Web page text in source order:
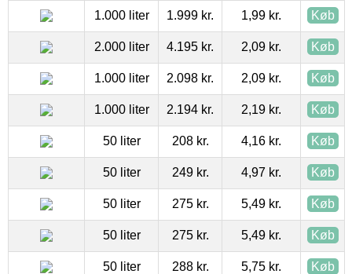
1.000 liter 1.999 kr. 1,99 kr. Køb
2.000 liter 4.195 kr. 2,09 kr. Køb
1.000 liter 2.098 kr. 2,09 kr. Køb
1.000 liter 2.194 kr. 2,19 kr. Køb
50 liter 208 kr. 4,16 kr. Køb
50 liter 249 kr. 4,97 kr. Køb
50 liter 275 kr. 5,49 kr. Køb
50 liter 275 kr. 5,49 kr. Køb
50 liter 288 kr. 5,75 kr. Køb